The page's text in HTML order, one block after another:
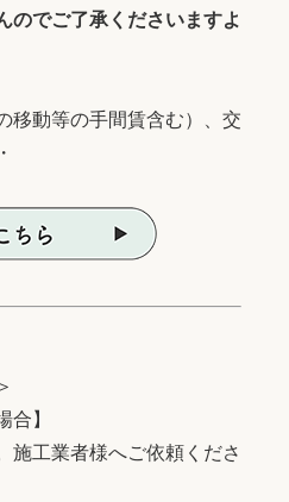
のでご了承くださいますよ
移動等の手間賃含む）、交
合】
施工業者様へご依頼くださ